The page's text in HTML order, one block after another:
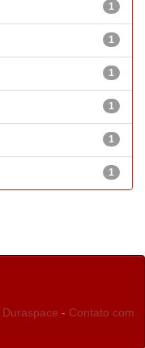
1
1
1
1
1
1
Duraspace - Contato com